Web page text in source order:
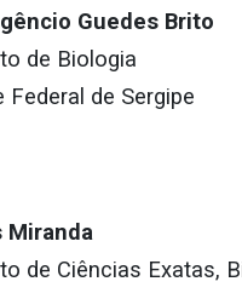
Guedes Brito
de Biologia
Federal de Sergipe
Miranda
de Ciências Exatas,